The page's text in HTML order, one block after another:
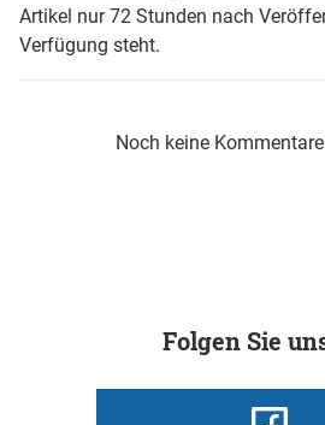
Artikel nur 72 Stunden nach
Verfügung steht.
Noch keine
Folgen Sie